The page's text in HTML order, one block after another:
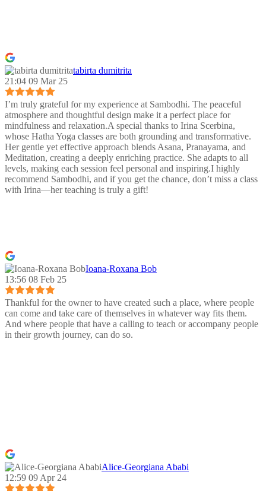
tabirta dumitrita
21:04 09 Mar 25
I’m truly grateful for my experience at Sambodhi. The peaceful
atmosphere and thoughtful design make it a perfect place for
mindfulness and relaxation.A special thanks to Irina Scerbina,
whose Hatha Yoga classes are both grounding and transformative.
Her gentle yet effective approach blends Asana, Pranayama, and
Meditation, creating a deeply enriching practice. She adapts to all
levels, making each session feel personal and inspiring.I highly
recommend Sambodhi, and if you get the chance, don’t miss a class
with Irina—her teaching is truly a gift!
Ioana-Roxana Bob
13:56 08 Feb 25
Thankful for the owner to have created such a place, where people
can come and take care of themselves in whatever way fits them.
And where people that have a calling to teach or accompany people
in their growth journey, can do so.
Alice-Georgiana Ababi
12:59 09 Apr 24